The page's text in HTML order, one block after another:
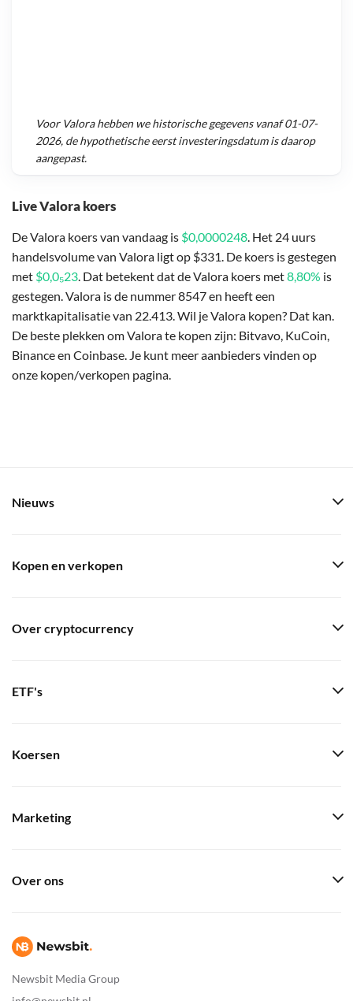
Live Valora koers
De Valora koers van vandaag is $0,0000248. Het 24 uurs
handelsvolume van Valora ligt op $331. De koers is gestegen
met $0,0₅23. Dat betekent dat de Valora koers met8,80% is
gestegen. Valora is de nummer 8547 en heeft een
marktkapitalisatie van 22.413. Wil je Valora kopen? Dat kan.
De beste plekken om Valora te kopen zijn: Bitvavo, KuCoin,
Binance en Coinbase. Je kunt meer aanbieders vinden op
onze kopen/verkopen pagina.
Voor Valorahebben we historische gegevens vanaf01-07-
2026, de hypothetische eerst investeringsdatum is daarop
aangepast.
Newsbit Media Group
Nieuws
Kopen en verkopen
Over cryptocurrency
ETF's
Koersen
Marketing
Over ons